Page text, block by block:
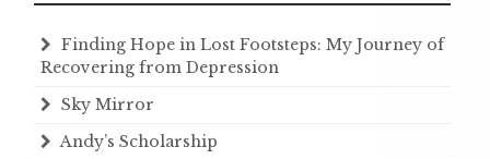
Finding Hope in Lost Footsteps: My Journey of
Recovering from Depression
Sky Mirror
Andy’s Scholarship